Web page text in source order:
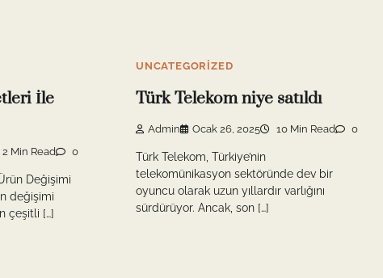
İle
2 Min Read 0
Değişimi
değişimi
çeşitli […]
UNCATEGORIZED
Türk Telekom niye satıldı
Admin Ocak 26, 2025 10 Min Read 0
Türk Telekom, Türkiye’nin
telekomünikasyon sektöründe dev bir
oyuncu olarak uzun yıllardır varlığını
sürdürüyor. Ancak, son […]